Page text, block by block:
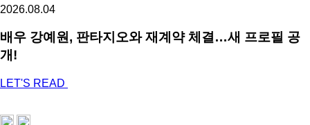
2026.08.04
배우 강예원, 판타지오와 재계약 체결…새 프로필 공
개!
LET'S READ